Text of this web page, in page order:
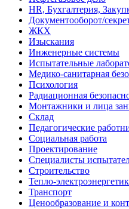
HR, Бухгалтерия,
Документооборот/
ЖКХ
Изыскания
Инженерные системы
Испытательные
Медико-санитарная
Психология
Радиационная
Монтажники и лица
Склад
Педагогические
Социальная работа
Проектирование
Специалисты
Строительство
Тепло-
Транспорт
Ценообразование и